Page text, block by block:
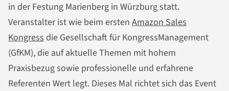
in der Festung Marienberg in Würzburg statt.
Veranstalter ist wie beim ersten Amazon Sales
Kongress die Gesellschaft für KongressManagement
(GfKM), die auf aktuelle Themen mit hohem
Praxisbezug sowie professionelle und erfahrene
Referenten Wert legt. Dieses Mal richtet sich das Event